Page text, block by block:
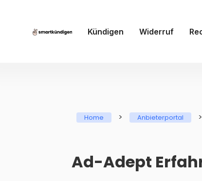
Kündigen Widerruf
Home > Anbieterportal >
Ad-Adept